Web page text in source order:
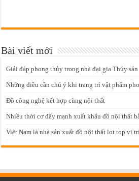
Bài viết mới
Giải đáp phong thủy trong nhà đại gia Thủy sản
Những điều cần chú ý khi trang trí vật phẩm
Đồ công nghệ kết hợp cùng nội thất
Nhiều thời cơ đẩy mạnh xuất khẩu đồ nội thất
Việt Nam là nhà sản xuất đồ nội thất lọt top vị